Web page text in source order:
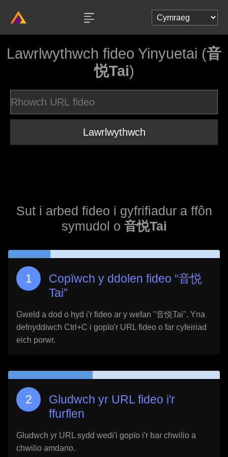
Lawrlwythwch fideo Yinyuetai (音
悦Tai)
Lawrlwythwch
Sut i arbed fideo i gyfrifiadur a ffôn
symudol o 音悦Tai
Copïwch y ddolen fideo “音悦
Tai”
Gweld a dod o hyd i'r fideo ar y wefan "音悦Tai". Yna
defnyddiwch Ctrl+C i gopïo'r URL fideo o far cyfeiriad
eich porwr.
Gludwch yr URL fideo i'r
ffurflen
Gludwch yr URL sydd wedi'i gopïo i'r bar chwilio a
chwilio amdano.